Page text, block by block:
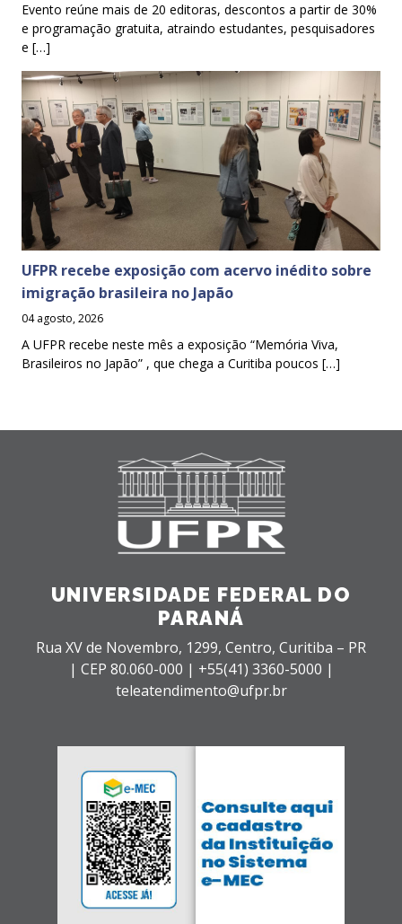
Evento reúne mais de 20 editoras, descontos a partir de 30%
e programação gratuita, atraindo estudantes, pesquisadores
e […]
UFPR recebe exposição com acervo inédito sobre
imigração brasileira no Japão
04 agosto, 2026
A UFPR recebe neste mês a exposição “Memória Viva,
Brasileiros no Japão” , que chega a Curitiba poucos […]
UNIVERSIDADE FEDERAL DO
PARANÁ
Rua XV de Novembro, 1299, Centro, Curitiba – PR
| CEP 80.060-000 | +55(41) 3360-5000 |
teleatendimento@ufpr.br